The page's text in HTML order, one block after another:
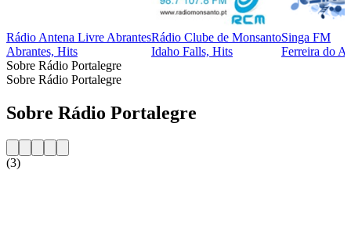
Rádio Antena Livre Abrantes
Abrantes, Hits
Rádio Clube de Monsanto
Idaho Falls, Hits
Singa FM
Ferreira do
Sobre Rádio Portalegre
Sobre Rádio Portalegre
Sobre Rádio Portalegre
(3)